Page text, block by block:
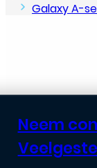
Neem
Galaxy A-
Galaxy A9